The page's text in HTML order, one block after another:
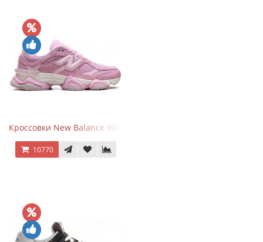
Кроссовки New Balance 9060 ASOS Exclusive Pink Overdye
10770